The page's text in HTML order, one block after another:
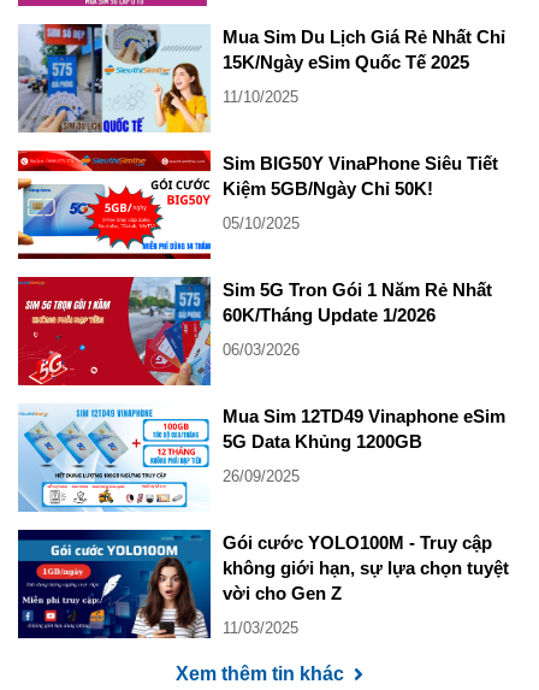
Mua Sim Du Lịch Giá Rẻ Nhất Chỉ
15K/Ngày eSim Quốc Tế 2025
11/10/2025
Sim BIG50Y VinaPhone Siêu Tiết
Kiệm 5GB/Ngày Chỉ 50K!
05/10/2025
Sim 5G Tron Gói 1 Năm Rẻ Nhất
60K/Tháng Update 1/2026
06/03/2026
Mua Sim 12TD49 Vinaphone eSim
5G Data Khủng 1200GB
26/09/2025
Gói cước YOLO100M - Truy cập
không giới hạn, sự lựa chọn tuyệt
vời cho Gen Z
11/03/2025
Xem thêm tin khác